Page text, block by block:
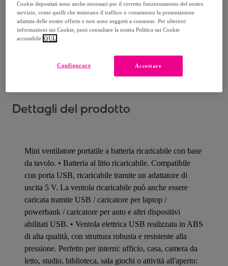
Consegna: tra il18/08e il21/08
Come funziona?
Dettagli del prodotto
Mini ventilatore portatile a batteria ricaricabile con base
da tavolo. • Batteria al litio ricaricabile. Compatibile
con porta USB, ricaricabile tramite un adattatore di
uscita 5 V. La ventola ricaricabile può anche essere
caricata tramite USB / caricatore per laptop /
powerbank / caricatore per auto e altri dispositivi
abilitati USB. • Ventola elettrica USB realizzata in ABS
di alta qualità, con struttura robusta e resistente alla
pressione. Perfetto per interni: ufficio, casa, camera da
letto, studio, biblioteca, sala giochi o attività all'aperto:
Cookie depositati sono anche necessari per il corretto funzionamento del nostro
servizio, come quelli che misurano il traffico o consentono la presentazione
adattata delle nostre offerte e non sono soggetti a consenso. Per ulteriori
informazioni sui Cookie, puoi consultare la nostra Politica sui Cookie
accessibile QUI.
Accettare
Configurare